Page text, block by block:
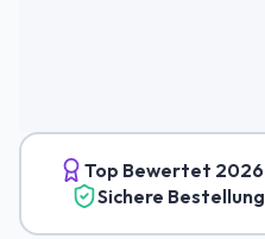
Top Bewertet 2026
Sichere Bestellung